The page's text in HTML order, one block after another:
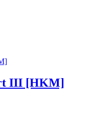
III [HKM]